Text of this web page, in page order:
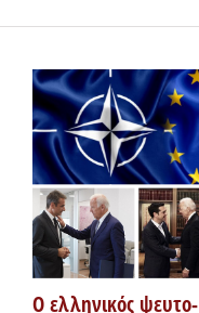
Ο ελληνικός ψευτο-